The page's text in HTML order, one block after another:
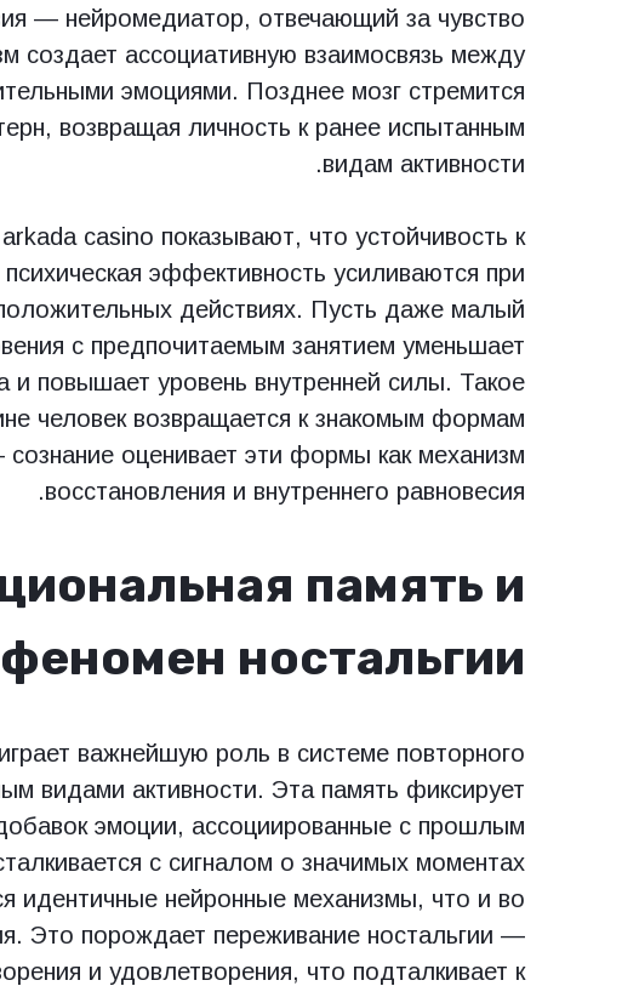
— нейромедиатор, отвечающий за чувство
создает ассоциативную взаимосвязь между
эмоциями. Позднее мозг стремится
возвращая личность к ранее испытанным
видам активности.
casino показывают, что устойчивость к
эффективность усиливаются при
действиях. Пусть даже малый
с предпочитаемым занятием уменьшает
и повышает уровень внутренней силы. Такое
человек возвращается к знакомым формам
сознание оценивает эти формы как механизм
восстановления и внутреннего равновесия.
память и
феномен ностальгии
важнейшую роль в системе повторного
видами активности. Эта память фиксирует
эмоции, ассоциированные с прошлым
с сигналом о значимых моментах
идентичные нейронные механизмы, что и во
Это порождает переживание ностальгии —
и удовлетворения, что подталкивает к